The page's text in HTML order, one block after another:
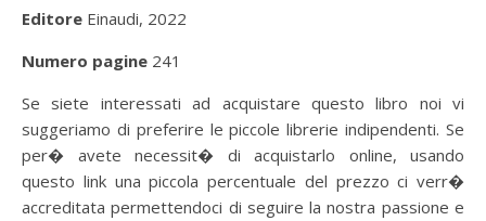
Editore Einaudi, 2022
Numero pagine 241
Se siete interessati ad acquistare questo libro noi vi
suggeriamo di preferire le piccole librerie indipendenti. Se
per� avete necessit� di acquistarlo online, usando
questo link una piccola percentuale del prezzo ci verr�
accreditata permettendoci di seguire la nostra passione e